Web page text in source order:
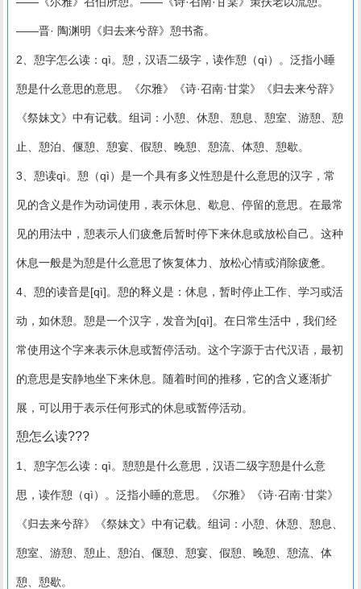
——晋· 陶渊明《归去来兮辞》憩书斋。
2、憩字怎么读：qì。憩，汉语二级字，读作憩（qì）。泛指小睡
憩是什么意思的意思。《尔雅》《诗·召南·甘棠》《归去来兮辞》
《祭妹文》中有记载。组词：小憩、休憩、憩息、憩室、游憩、憩
止、憩泊、偃憩、憩宴、假憩、晚憩、憩流、体憩、憩歇。
3、憩读qì。憩（qì）是一个具有多义性憩是什么意思的汉字，常
见的含义是作为动词使用，表示休息、歇息、停留的意思。在最常
见的用法中，憩表示人们疲惫后暂时停下来休息或放松自己。这种
休息一般是为憩是什么意思了恢复体力、放松心情或消除疲惫。
4、憩的读音是[qì]。憩的释义是：休息，暂时停止工作、学习或活
动，如休憩。憩是一个汉字，发音为[qì]。在日常生活中，我们经
常使用这个字来表示休息或暂停活动。这个字源于古代汉语，最初
的意思是安静地坐下来休息。随着时间的推移，它的含义逐渐扩
展，可以用于表示任何形式的休息或暂停活动。
憩怎么读???
1、憩字怎么读：qì。憩憩是什么意思，汉语二级字憩是什么意
思，读作憩（qì）。泛指小睡的意思。《尔雅》《诗·召南·甘棠》
《归去来兮辞》《祭妹文》中有记载。组词：小憩、休憩、憩息、
憩室、游憩、憩止、憩泊、偃憩、憩宴、假憩、晚憩、憩流、体
憩、憩歇。